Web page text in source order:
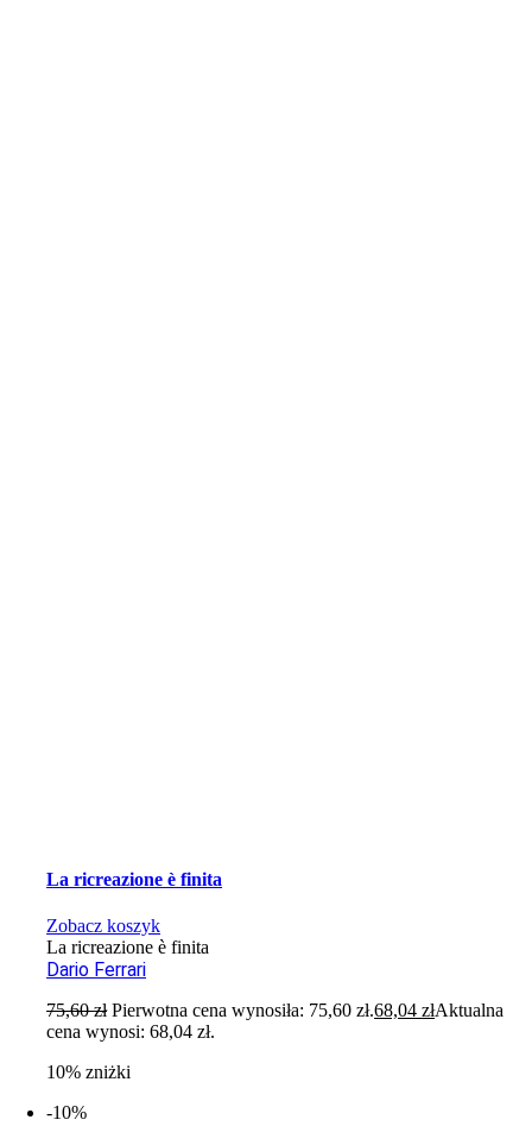
La ricreazione è finita
Zobacz koszyk
La ricreazione è finita
Dario Ferrari
75,60zł Pierwotna cena wynosiła: 75,60 zł.68,04złAktualna
cena wynosi: 68,04 zł.
10% zniżki
-10%